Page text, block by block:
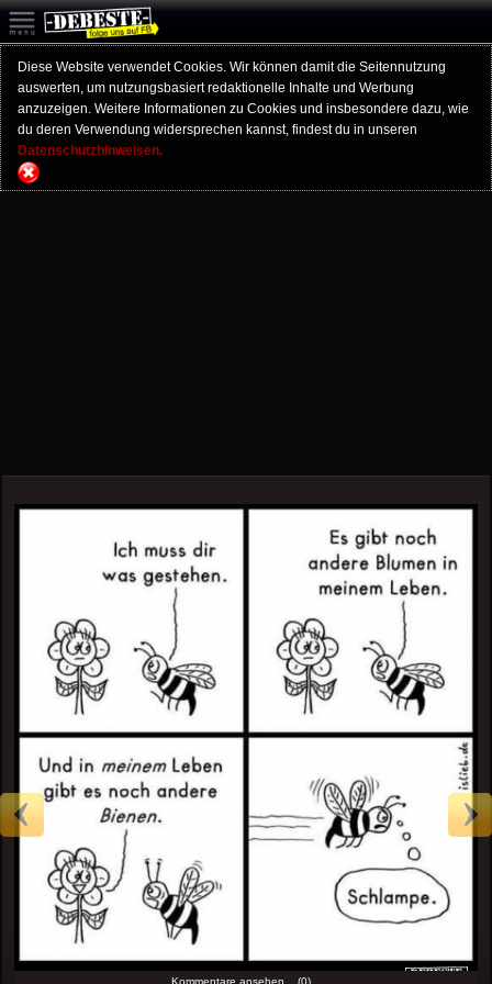
Diese Website verwendet Cookies. Wir können damit die Seitennutzung
auswerten, um nutzungsbasiert redaktionelle Inhalte und Werbung
anzuzeigen. Weitere Informationen zu Cookies und insbesondere dazu, wie
du deren Verwendung widersprechen kannst, findest du in unseren
Datenschutzhinweisen.
Kommentare ansehen... (0)